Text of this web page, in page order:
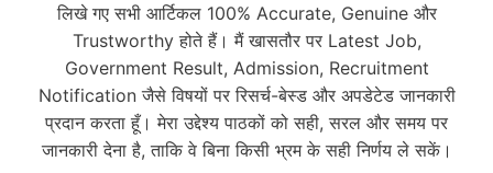
लिखे गए सभी आर्टिकल 100% Accurate, Genuine और
Trustworthy होते हैं। मैं खासतौर पर Latest Job,
Government Result, Admission, Recruitment
Notification जैसे विषयों पर रिसर्च-बेस्ड और अपडेटेड जानकारी
प्रदान करता हूँ। मेरा उद्देश्य पाठकों को सही, सरल और समय पर
जानकारी देना है, ताकि वे बिना किसी भ्रम के सही निर्णय ले सकें।